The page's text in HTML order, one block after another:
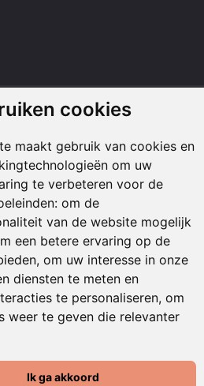
cookies
maakt gebruik van cookies en
om uw
te verbeteren voor de
om de
van de website mogelijk
een betere ervaring op de
, om uw interesse in onze
diensten te meten en
te personaliseren, om
weer te geven die relevanter
Ik ga akkoord
partners